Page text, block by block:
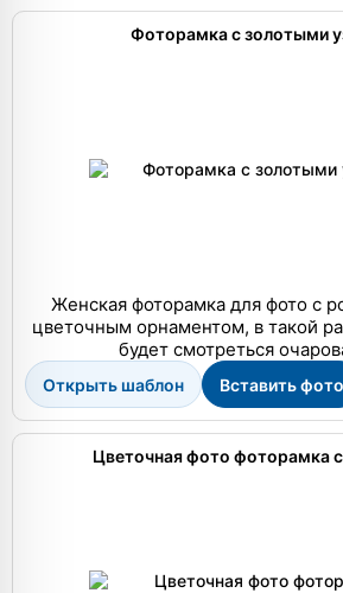
Фоторамка с золотыми
Женская фоторамка для фото с
цветочным орнаментом, в такой
будет смотреться
Открыть шаблон Вставить фото
Цветочная фото фоторамка